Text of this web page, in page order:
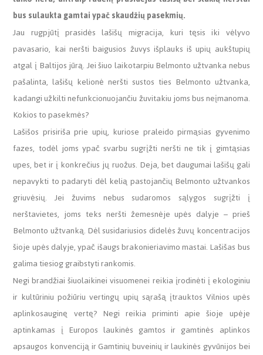
bus sulaukta gamtai ypač skaudžių pasekmių.
Jau rugpjūtį prasidės lašišų migracija, kuri tęsis iki vėlyvo
pavasario, kai neršti baigusios žuvys išplauks iš upių aukštupių
atgal į Baltijos jūrą. Jei šiuo laikotarpiu Belmonto užtvanka nebus
pašalinta, lašišų kelionė neršti sustos ties Belmonto užtvanka,
kadangi užkilti nefunkcionuojančiu žuvitakiu joms bus neįmanoma.
Kokios to pasekmės?
Lašišos prisiriša prie upių, kuriose praleido pirmąsias gyvenimo
fazes, todėl joms ypač svarbu sugrįžti neršti ne tik į gimtąsias
upes, bet ir į konkrečius jų ruožus. Deja, bet daugumai lašišų gali
nepavykti to padaryti dėl kelią pastojančių Belmonto užtvankos
griuvėsių. Jei žuvims nebus sudaromos sąlygos sugrįžti į
nerštavietes, joms teks neršti žemesnėje upės dalyje – prieš
Belmonto užtvanką. Dėl susidariusios didelės žuvų koncentracijos
šioje upės dalyje, ypač išaugs brakonieriavimo mastai. Lašišas bus
galima tiesiog graibstyti rankomis.
Negi brandžiai šiuolaikinei visuomenei reikia įrodinėti į ekologiniu
ir kultūriniu požiūriu vertingų upių sąrašą įtrauktos Vilnios upės
aplinkosauginę vertę? Negi reikia priminti apie šioje upėje
aptinkamas į Europos laukinės gamtos ir gamtinės aplinkos
apsaugos konvenciją ir Gamtinių buveinių ir laukinės gyvūnijos bei